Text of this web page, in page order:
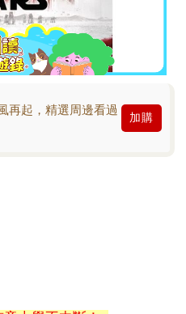
再起，精選周邊看過
加購